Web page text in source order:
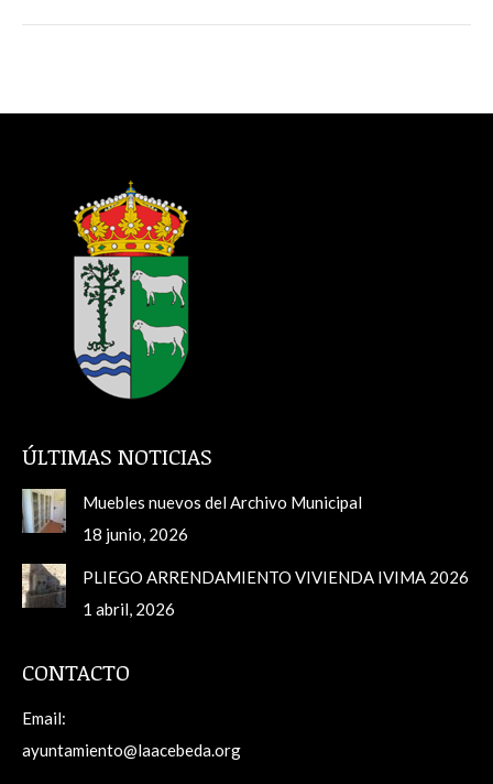
ÚLTIMAS NOTICIAS
Muebles nuevos del Archivo Municipal
18 junio, 2026
PLIEGO ARRENDAMIENTO VIVIENDA IVIMA 2026
1 abril, 2026
CONTACTO
Email:
ayuntamiento@laacebeda.org